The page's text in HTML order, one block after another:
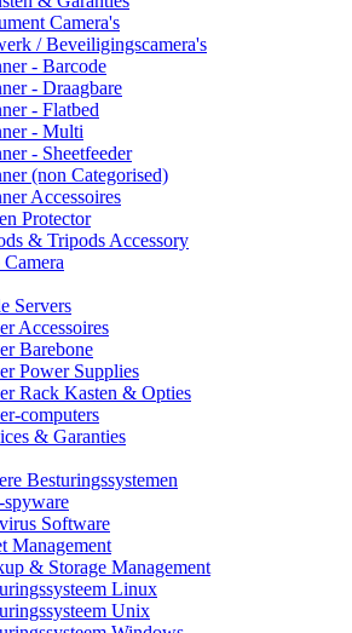
Camera's
/ Beveiligingscamera's
- Barcode
- Draagbare
- Flatbed
- Multi
- Sheetfeeder
(non Categorised)
Accessoires
Protector
& Tripods Accessory
Servers
Accessoires
Barebone
Power Supplies
Rack Kasten & Opties
computers
& Garanties
Besturingssystemen
Software
Management
& Storage Management
Linux
Unix